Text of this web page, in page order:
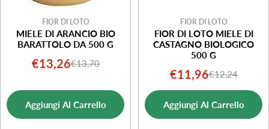
FIOR DI LOTO
MIELE DI ARANCIO BIO
BARATTOLO DA 500 G
Prezzo
vendita
€13,26Prezzo
€13,70
Aggiungi Al Carrello
FIOR DI LOTO
FIOR DI LOTO MIELE DI
CASTAGNO BIOLOGICO
500 G
Prezzo
di
vendita
€11,96Prezzo
normale
€12,24
Aggiungi Al Carrello